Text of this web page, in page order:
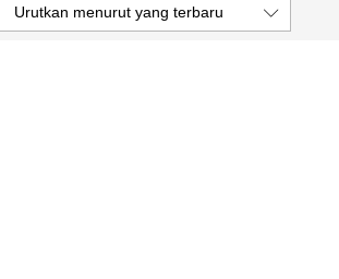
Urutkan menurut yang terbaru